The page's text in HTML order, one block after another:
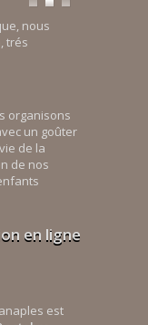
nous
trés
organisons
un goûter
de la
de nos
en ligne
est